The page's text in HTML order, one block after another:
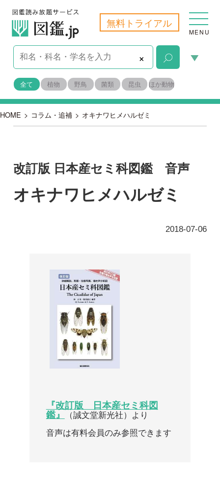
無料トライアル
MENU
×
全て 植物 野鳥 菌類 昆虫 ほか動物
オキナワヒメハルゼミ
2018-07-06
『改訂版 日本産セミ科図
（誠文堂新光社）より
音声は有料会員のみ参照できます
ここから先は